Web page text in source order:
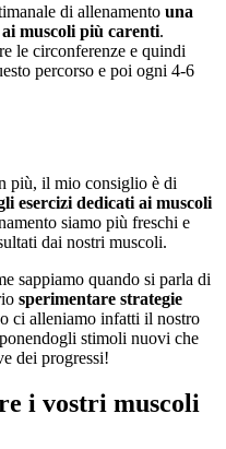
di allenamento una
muscoli più carenti.
le circonferenze e quindi
percorso e poi ogni 4-6
più, il mio consiglio è di
esercizi dedicati ai muscoli
siamo più freschi e
dai nostri muscoli.
sappiamo quando si parla di
sperimentare strategie
ci alleniamo infatti il nostro
stimoli nuovi che
dei progressi!
i vostri muscoli